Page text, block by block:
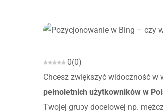
0(0)
Chcesz zwiększyć widoczność w
pełnoletnich użytkowników w
Twojej grupy docelowej np.